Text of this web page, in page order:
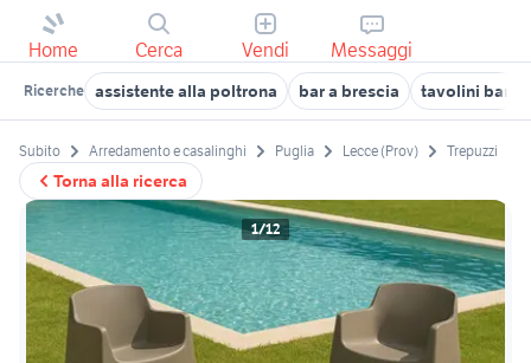
Home Cerca Vendi Messaggi
Ricerche assistente alla poltrona bar a brescia tavolini bar
Torna alla ricerca
Subito Arredamento e casalinghi Puglia Lecce (Prov) Trepuzzi
1/12